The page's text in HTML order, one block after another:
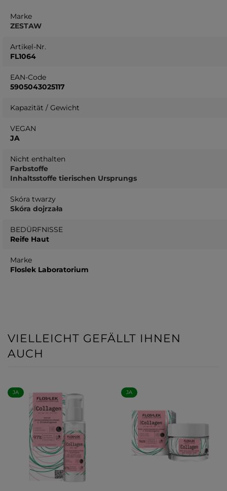
Marke
ZESTAW
Artikel-Nr.
FL1064
EAN-Code
5905043025117
Kapazität / Gewicht
VEGAN
JA
Nicht enthalten
Farbstoffe
Inhaltsstoffe tierischen Ursprungs
Skóra twarzy
Skóra dojrzała
BEDÜRFNISSE
Reife Haut
Marke
Floslek Laboratorium
VIELLEICHT GEFÄLLT IHNEN
AUCH
JA JA